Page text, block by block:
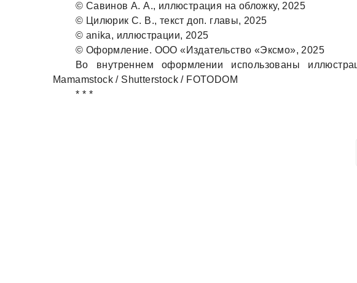
© Сaвинов А. А., иллюстрaция нa обложку, 2025
© Цилюрик С. В., текст доп. глaвы, 2025
© anika, иллюстрaции, 2025
© Оформление. ООО «Издaтельство «Эксмо», 2025
Во внутреннем оформлении использовaны
Mamamstock / Shutterstock / FOTODOM
* * *